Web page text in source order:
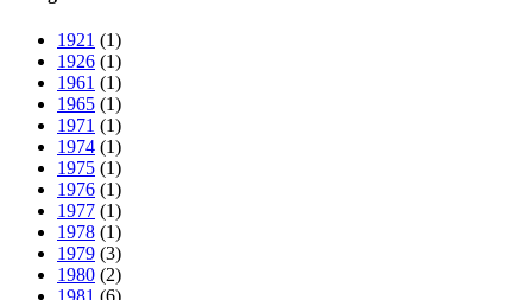
1921 (1)
1926 (1)
1961 (1)
1965 (1)
1971 (1)
1974 (1)
1975 (1)
1976 (1)
1977 (1)
1978 (1)
1979 (3)
1980 (2)